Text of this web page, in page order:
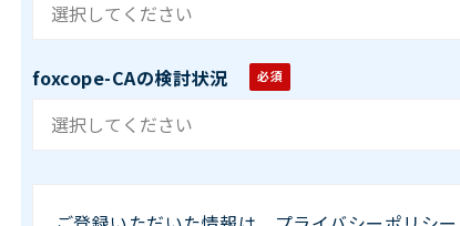
foxcope-CAの検討状況